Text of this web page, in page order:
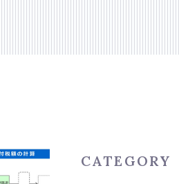
CATEGORY